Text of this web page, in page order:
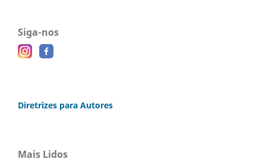
Siga-nos
Diretrizes para Autores
Mais Lidos